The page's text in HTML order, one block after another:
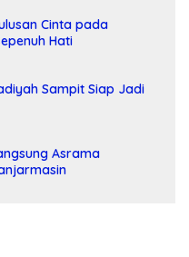
Cinta pada
Hati
Sampit Siap Jadi
Asrama